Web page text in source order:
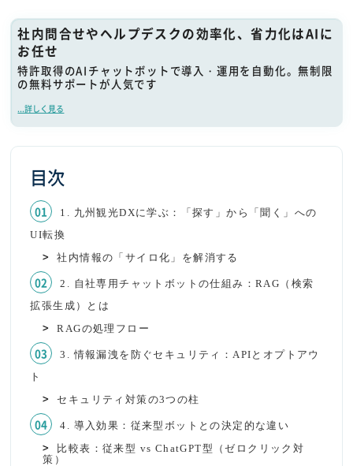
社内問合せやヘルプデスクの効率化、省力化はAIに
お任せ
特許取得のAIチャットボットで導入・運用を自動化。無制限
の無料サポートが人気です
...詳しく見る
目次
1. 九州観光DXに学ぶ：「探す」から「聞く」への
UI転換
社内情報の「サイロ化」を解消する
2. 自社専用チャットボットの仕組み：RAG（検索
拡張生成）とは
RAGの処理フロー
3. 情報漏洩を防ぐセキュリティ：APIとオプトアウ
ト
セキュリティ対策の3つの柱
4. 導入効果：従来型ボットとの決定的な違い
比較表：従来型 vs ChatGPT型（ゼロクリック対
策）